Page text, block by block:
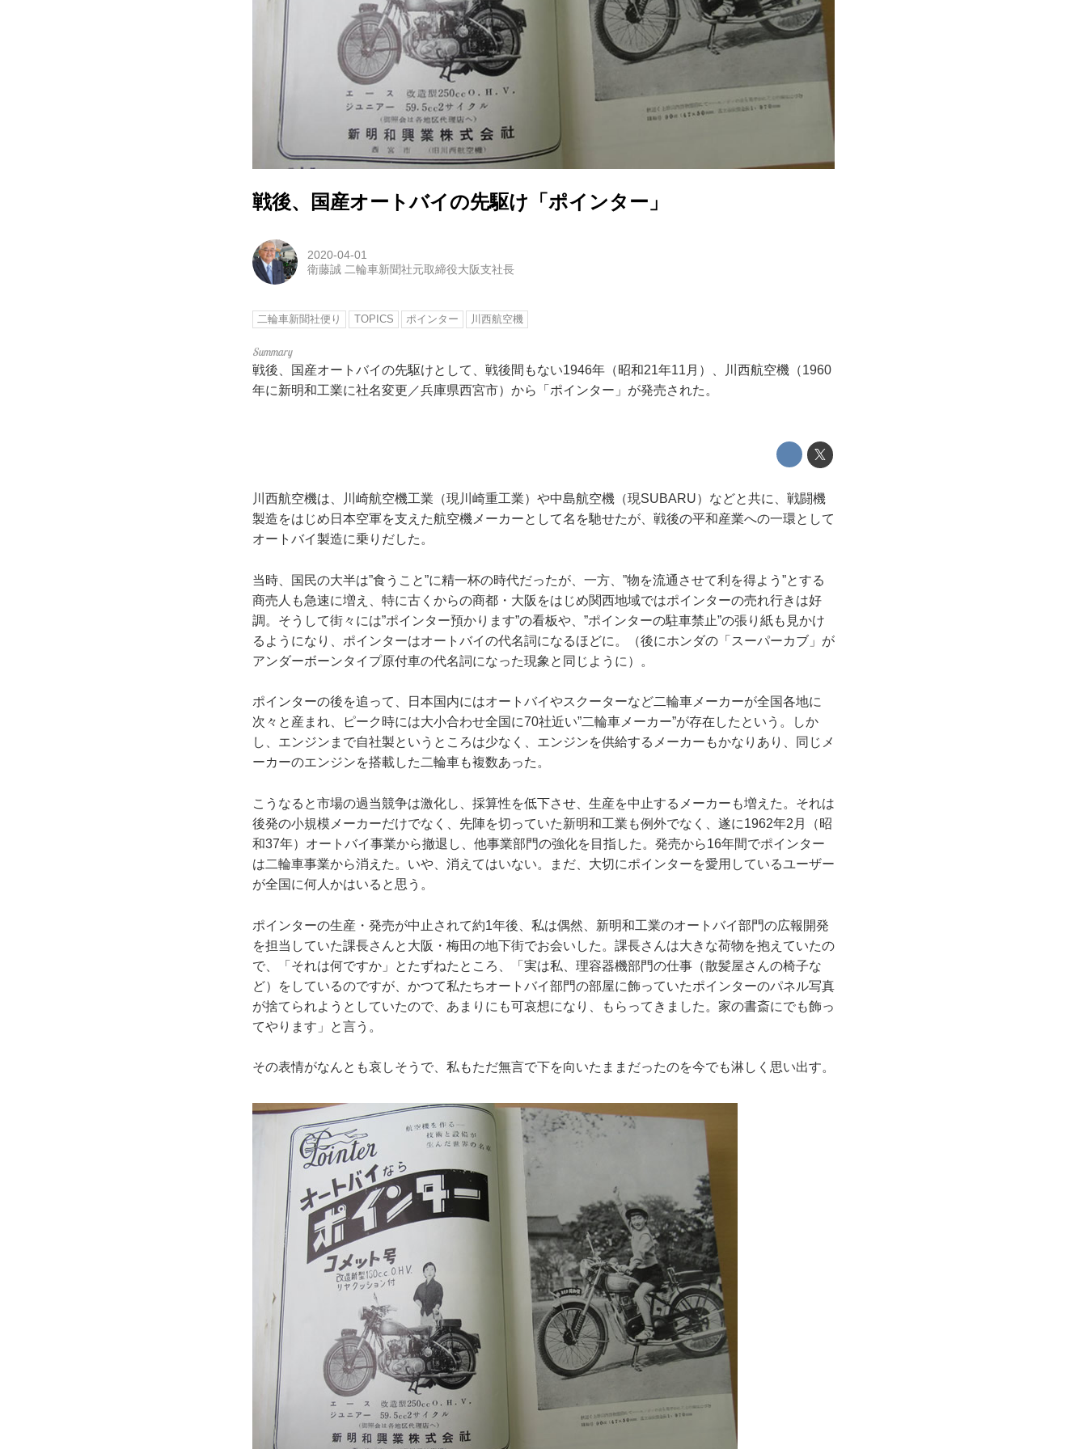
戦後、国産オートバイの先駆け「ポインター」
2020-04-01
衛藤誠 二輪車新聞社元取締役大阪支社長
二輪車新聞社便り TOPICS ポインター 川西航空機
戦後、国産オートバイの先駆けとして、戦後間もない1946年（昭和21年11月）、川西航空機（1960
年に新明和工業に社名変更／兵庫県西宮市）から「ポインター」が発売された。
川西航空機は、川崎航空機工業（現川崎重工業）や中島航空機（現SUBARU）などと共に、戦闘機
製造をはじめ日本空軍を支えた航空機メーカーとして名を馳せたが、戦後の平和産業への一環として
オートバイ製造に乗りだした。
当時、国民の大半は”食うこと”に精一杯の時代だったが、一方、”物を流通させて利を得よう”とする
商売人も急速に増え、特に古くからの商都・大阪をはじめ関西地域ではポインターの売れ行きは好
調。そうして街々には”ポインター預かります”の看板や、”ポインターの駐車禁止”の張り紙も見かけ
るようになり、ポインターはオートバイの代名詞になるほどに。（後にホンダの「スーパーカブ」が
アンダーボーンタイプ原付車の代名詞になった現象と同じように）。
ポインターの後を追って、日本国内にはオートバイやスクーターなど二輪車メーカーが全国各地に
次々と産まれ、ピーク時には大小合わせ全国に70社近い”二輪車メーカー”が存在したという。しか
し、エンジンまで自社製というところは少なく、エンジンを供給するメーカーもかなりあり、同じメ
ーカーのエンジンを搭載した二輪車も複数あった。
こうなると市場の過当競争は激化し、採算性を低下させ、生産を中止するメーカーも増えた。それは
後発の小規模メーカーだけでなく、先陣を切っていた新明和工業も例外でなく、遂に1962年2月（昭
和37年）オートバイ事業から撤退し、他事業部門の強化を目指した。発売から16年間でポインター
は二輪車事業から消えた。いや、消えてはいない。まだ、大切にポインターを愛用しているユーザー
が全国に何人かはいると思う。
ポインターの生産・発売が中止されて約1年後、私は偶然、新明和工業のオートバイ部門の広報開発
を担当していた課長さんと大阪・梅田の地下街でお会いした。課長さんは大きな荷物を抱えていたの
で、「それは何ですか」とたずねたところ、「実は私、理容器機部門の仕事（散髪屋さんの椅子な
ど）をしているのですが、かつて私たちオートバイ部門の部屋に飾っていたポインターのパネル写真
が捨てられようとしていたので、あまりにも可哀想になり、もらってきました。家の書斎にでも飾っ
てやります」と言う。
その表情がなんとも哀しそうで、私もただ無言で下を向いたままだったのを今でも淋しく思い出す。